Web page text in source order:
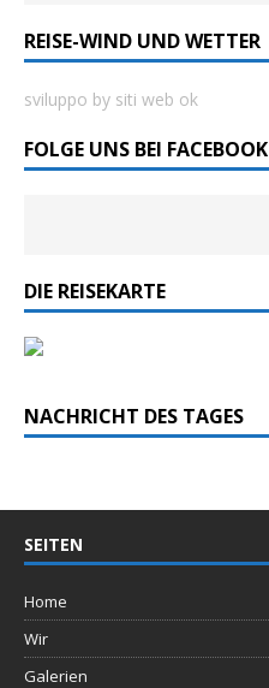
REISE-WIND UND WETTER
sviluppo by siti web ok
FOLGE UNS BEI FACEBOOK
DIE REISEKARTE
NACHRICHT DES TAGES
SEITEN
Home
Wir
Galerien